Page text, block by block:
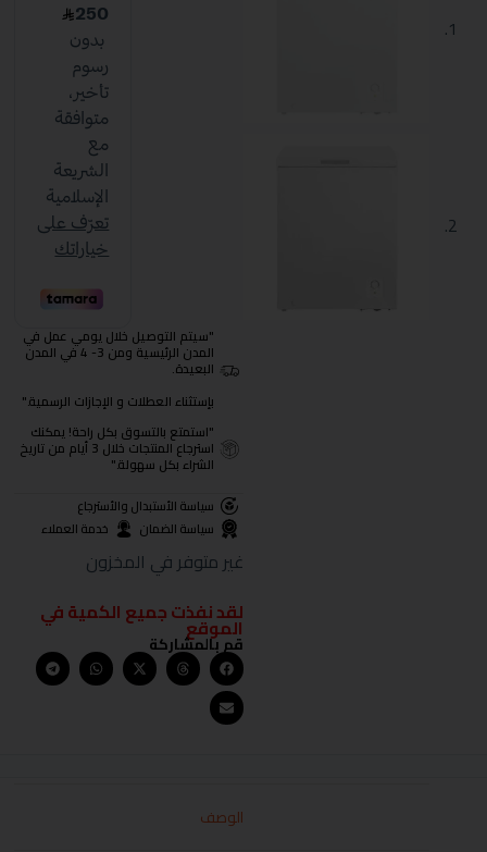
"سيتم التوصيل خلال يومي عمل في
المدن الرئيسية ومن 3- 4 في المدن
البعيدة.
بإستثناء العطلات و الإجازات الرسمية."
"استمتع بالتسوق بكل راحة! يمكنك
استرجاع المنتجات خلال 3 أيام من تاريخ
الشراء بكل سهولة."
سياسة الأستبدال والأسترجاع
سياسة الضمان
خدمة العملاء
غير متوفر في المخزون
لقد نفذت جميع الكمية في
الموقع
قم بالمشاركة
الوصف